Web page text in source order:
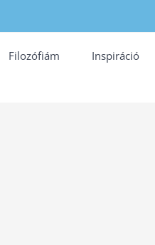
Filozófiám Inspiráció